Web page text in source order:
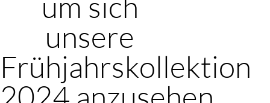
unsere
Frühjahrskollektion